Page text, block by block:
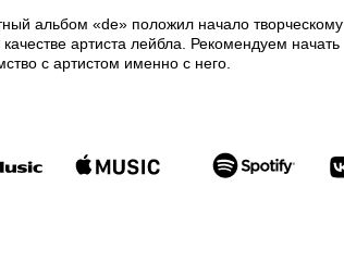
альбом «de» положил начало творческому
качестве артиста лейбла. Рекомендуем начать
с артистом именно с него.